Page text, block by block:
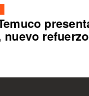
nuevo refuerzo